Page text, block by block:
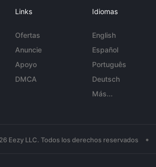
Links
Ofertas
Anuncie
Apoyo
DMCA
Idiomas
English
Español
Português
Deutsch
Más...
Eezy LLC. Todos los derechos reservados •